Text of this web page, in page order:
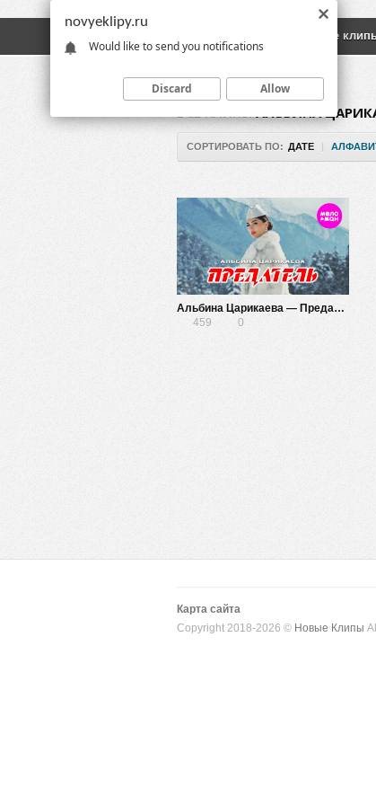
Русские
ВСЕ КЛИПЫ АЛЬБИНА
СОРТИРОВАТЬ ПО: ДАТЕ |
Альбина Царикаева — Предатель
459
0
Карта сайта
Copyright 2018-2026 © Новые Клипы
novyeklipy.ru
Would like to send you notifications
Discard Allow